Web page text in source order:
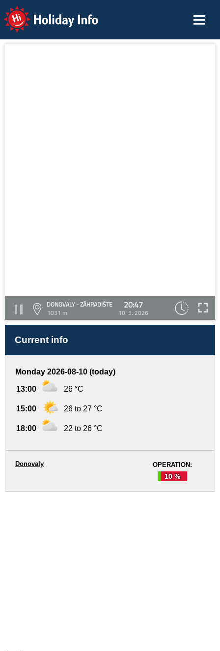
Holiday Info
DONOVALY - ZÁHRADIŠTE
1031 m
20:47
10. 5. 2026
Current info
Monday 2026-08-10 (today)
13:00 26 °C
15:00 26 to 27 °C
18:00 22 to 26 °C
OPERATION:
10 %
Donovaly